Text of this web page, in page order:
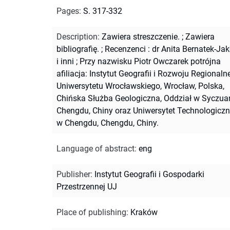
Pages: S. 317-332
Description: Zawiera streszczenie. ; Zawiera
bibliografię. ; Recenzenci : dr Anita Bernatek-
i inni ; Przy nazwisku Piotr Owczarek potrójna
afiliacja: Instytut Geografii i Rozwoju
Uniwersytetu Wrocławskiego, Wrocław, Polska,
Chińska Służba Geologiczna, Oddział w
Chengdu, Chiny oraz Uniwersytet
w Chengdu, Chengdu, Chiny.
Language of abstract: eng
Publisher: Instytut Geografii i Gospodarki
Przestrzennej UJ
Place of publishing: Kraków